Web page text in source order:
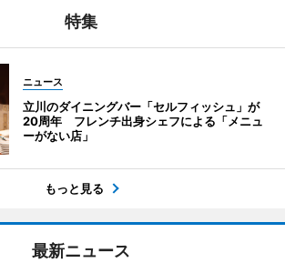
特集
ニュース
立川のダイニングバー「セルフィッシュ」が
20周年 フレンチ出身シェフによる「メニュ
ーがない店」
もっと見る
最新ニュース